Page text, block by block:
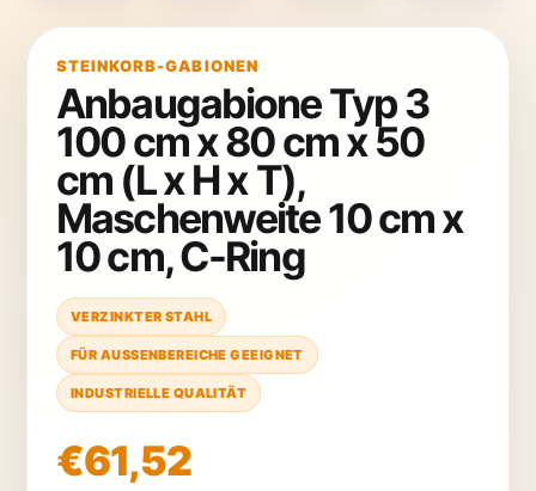
STEINKORB-GABIONEN
Anbaugabione Typ 3
100 cm x 80 cm x 50
cm (L x H x T),
Maschenweite 10 cm x
10 cm, C-Ring
VERZINKTER STAHL
FÜR AUSSENBEREICHE GEEIGNET
INDUSTRIELLE QUALITÄT
€61,52